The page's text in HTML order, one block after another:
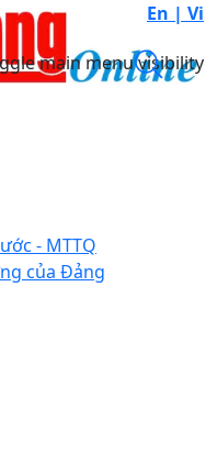
En | Vi
main menu visibility
- MTTQ
của Đảng